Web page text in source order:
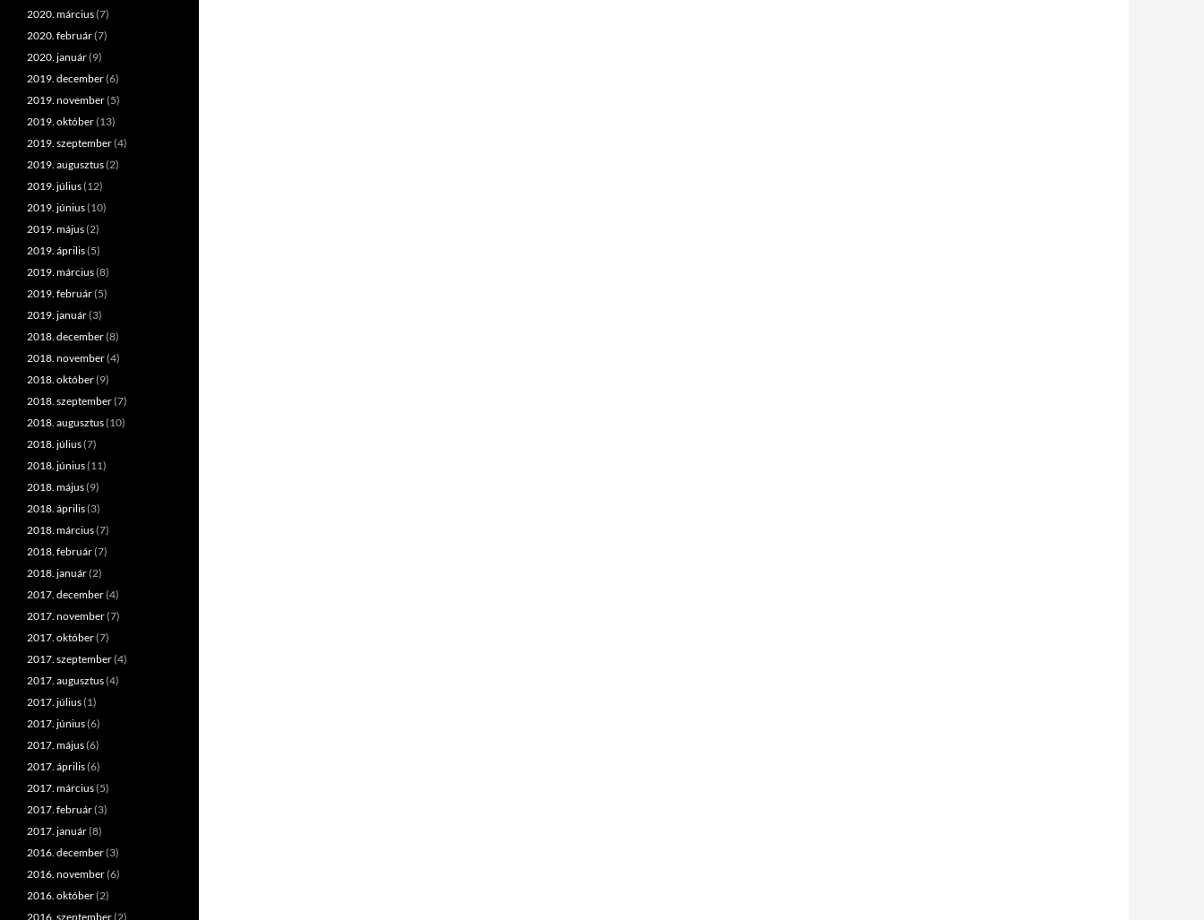
2020. március(7)
2020. február(7)
2020. január(9)
2019. december(6)
2019. november(5)
2019. október(13)
2019. szeptember(4)
2019. augusztus(2)
2019. július(12)
2019. június(10)
2019. május(2)
2019. április(5)
2019. március(8)
2019. február(5)
2019. január(3)
2018. december(8)
2018. november(4)
2018. október(9)
2018. szeptember(7)
2018. augusztus(10)
2018. július(7)
2018. június(11)
2018. május(9)
2018. április(3)
2018. március(7)
2018. február(7)
2018. január(2)
2017. december(4)
2017. november(7)
2017. október(7)
2017. szeptember(4)
2017. augusztus(4)
2017. július(1)
2017. június(6)
2017. május(6)
2017. április(6)
2017. március(5)
2017. február(3)
2017. január(8)
2016. december(3)
2016. november(6)
2016. október(2)
2016. szeptember(2)